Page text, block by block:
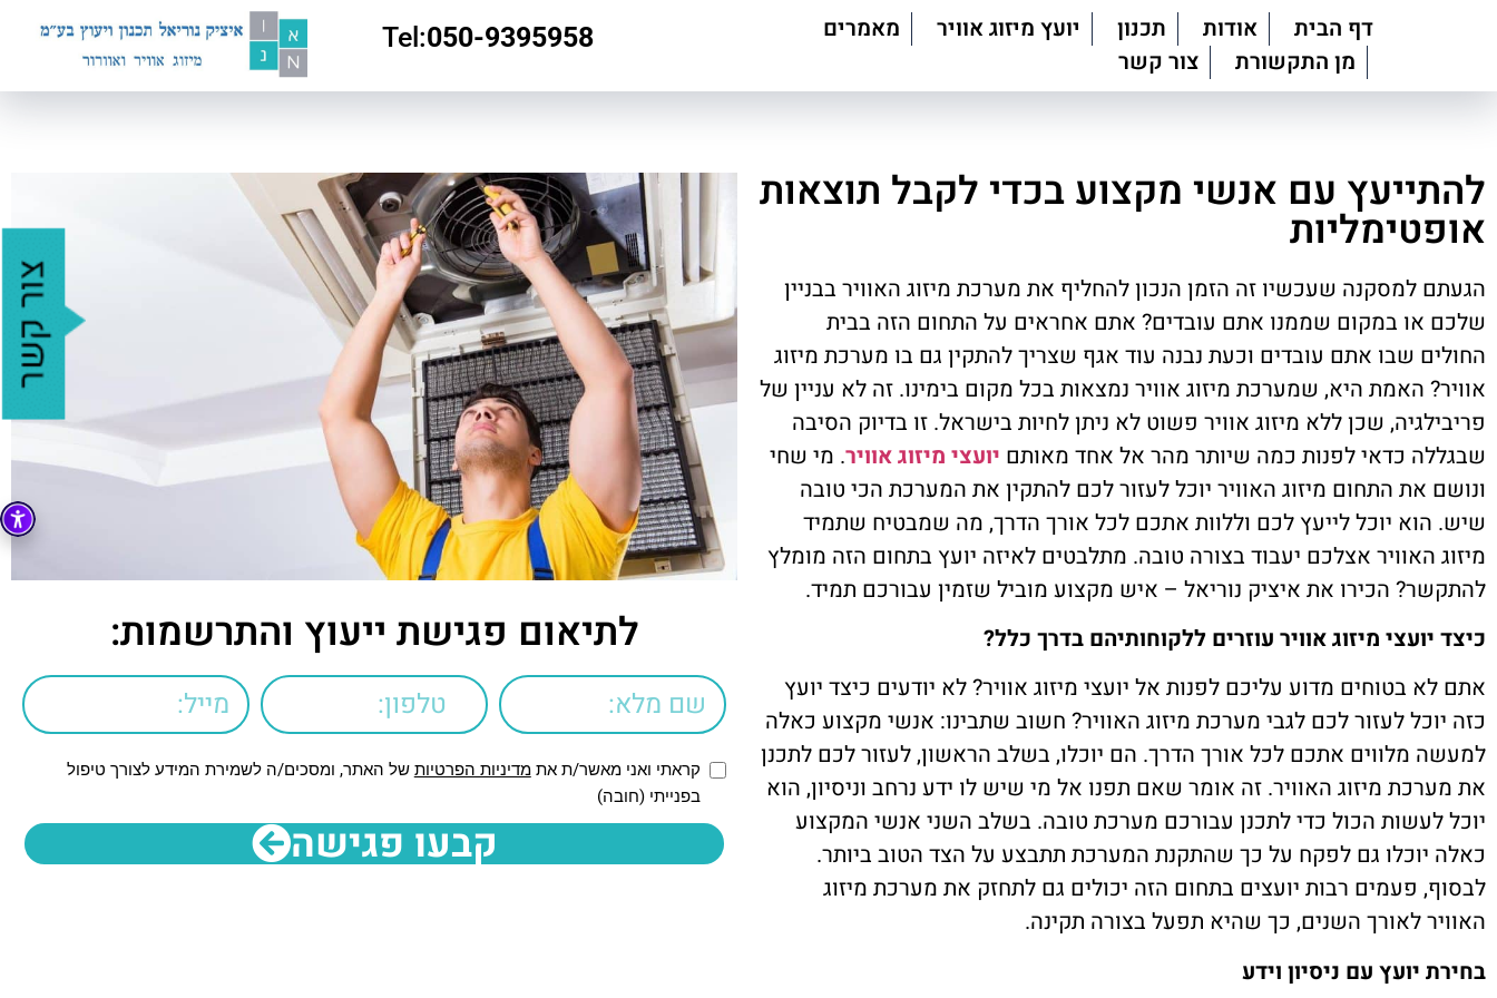
דף הבית אודות תכנון יועץ מיזוג אוויר
מאמרים
מן התקשורת
צור קשר
050-9395958
:Tel
להתייעץ עם אנשי מקצוע בכדי לקבל תוצאות
אופטימליות
הגעתם למסקנה שעכשיו זה הזמן הנכון להחליף את מערכת מיזוג האוויר בבניין
שלכם או במקום שממנו אתם עובדים? אתם אחראים על התחום הזה בבית
החולים שבו אתם עובדים וכעת נבנה עוד אגף שצריך להתקין גם בו מערכת מיזוג
אוויר? האמת היא, שמערכת מיזוג אוויר נמצאות בכל מקום בימינו. זה לא עניין של
פריבילגיה, שכן ללא מיזוג אוויר פשוט לא ניתן לחיות בישראל. זו בדיוק הסיבה
שבגללה כדאי לפנות כמה שיותר מהר אל אחד מאותם יועצי מיזוג אוויר. מי שחי
ונושם את התחום מיזוג האוויר יוכל לעזור לכם להתקין את המערכת הכי טובה
שיש. הוא יוכל לייעץ לכם וללוות אתכם לכל אורך הדרך, מה שמבטיח שתמיד
מיזוג האוויר אצלכם יעבוד בצורה טובה. מתלבטים לאיזה יועץ בתחום הזה מומלץ
להתקשר? הכירו את איציק נוריאל – איש מקצוע מוביל שזמין עבורכם תמיד.
כיצד יועצי מיזוג אוויר עוזרים ללקוחותיהם בדרך כלל?
אתם לא בטוחים מדוע עליכם לפנות אל יועצי מיזוג אוויר? לא יודעים כיצד יועץ
כזה יוכל לעזור לכם לגבי מערכת מיזוג האוויר? חשוב שתבינו: אנשי מקצוע כאלה
למעשה מלווים אתכם לכל אורך הדרך. הם יוכלו, בשלב הראשון, לעזור לכם לתכנן
את מערכת מיזוג האוויר. זה אומר שאם תפנו אל מי שיש לו ידע נרחב וניסיון, הוא
יוכל לעשות הכול כדי לתכנן עבורכם מערכת טובה. בשלב השני אנשי המקצוע
כאלה יוכלו גם לפקח על כך שהתקנת המערכת תתבצע על הצד הטוב ביותר.
לבסוף, פעמים רבות יועצים בתחום הזה יכולים גם לתחזק את מערכת מיזוג
האוויר לאורך השנים, כך שהיא תפעל בצורה תקינה.
בחירת יועץ עם ניסיון וידע
לתיאום פגישת ייעוץ והתרשמות:
קראתי ואני מאשר/ת אתמדיניות הפרטיות של האתר, ומסכים/ה לשמירת המידע לצורך טיפול
בפנייתי (חובה)
קבעו פגישה